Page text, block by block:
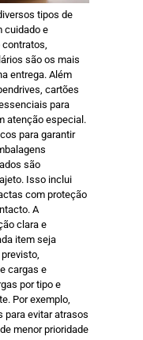
tipos de
cuidado e
são os mais
entrega. Além
cartões
para
atenção especial.
para garantir
são
Isso inclui
com proteção
A
clara e
item seja
cargas e
por tipo e
Por exemplo,
para evitar atrasos
menor prioridade